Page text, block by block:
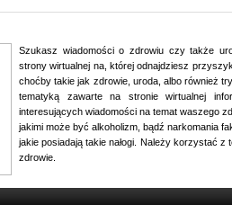
Szukasz wiadomości o zdrowiu czy także
strony wirtualnej na, której odnajdziesz
choćby takie jak zdrowie, uroda, albo również
tematyką zawarte na stronie wirtualnej
interesujących wiadomości na temat waszego
jakimi może być alkoholizm, bądź narkomania
jakie posiadają takie nałogi. Należy korzystać
zdrowie.